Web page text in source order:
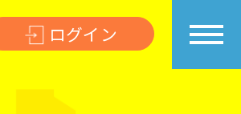
ログイン